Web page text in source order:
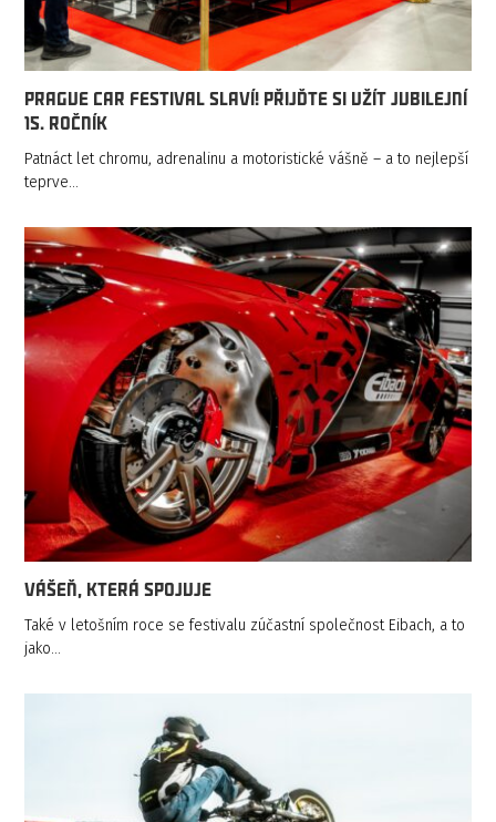
Prague Car Festival slaví! Přijďte si užít jubilejní
15. ročník
Patnáct let chromu, adrenalinu a motoristické vášně – a to nejlepší
teprve…
VÁŠEŇ, KTERÁ SPOJUJE
Také v letošním roce se festivalu zúčastní společnost Eibach, a to
jako…